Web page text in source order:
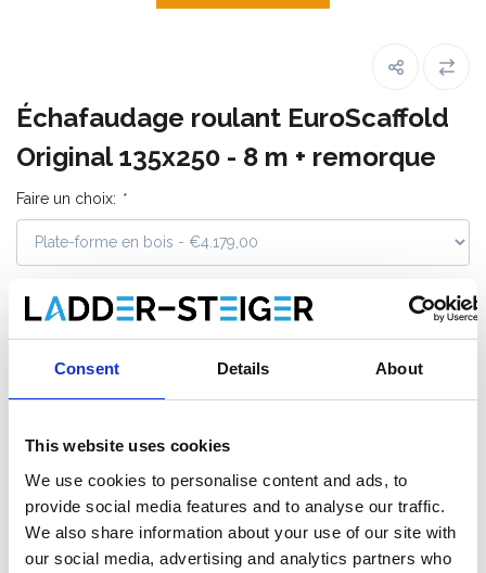
Consent Details About
This website uses cookies
We use cookies to personalise content and ads, to
provide social media features and to analyse our traffic.
We also share information about your use of our site with
our social media, advertising and analytics partners who
Échafaudage roulant EuroScaffold
Original 135x250 - 8 m + remorque
Faire un choix: *
€5.056,59 €6.374,28 TTC
Leur (NL) ou Krommenie (NL)
Ajouter au devis